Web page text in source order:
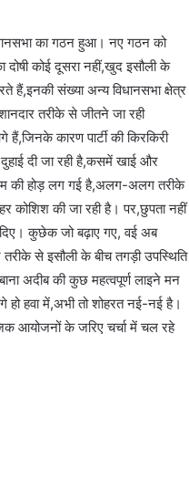
का गठन हुआ। नए गठन को
कोई दूसरा नहीं,खुद इसौली के
हैं,इनकी संख्या अन्य विधानसभा क्षेत्र
तरीके से जीतने जा रही
कारण पार्टी की किरकिरी
दी जा रही है,कसमें खाई और
की होड़ लग गई है,अलग-अलग तरीके
की जा रही है। पर,छुपता नहीं
कुछेक जो बढ़ाए गए, वई अब
से इसौली के बीच तगड़ी उपस्थिति
अदीब की कुछ महत्वपूर्ण लाइने मन
हवा में,अभी तो शोहरत नई-नई है।
आयोजनों के जरिए चर्चा में चल रहे